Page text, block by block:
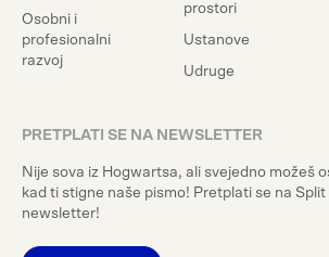
Osobni i
profesionalni
razvoj
prostori
Ustanove
Udruge
PRETPLATI SE NA NEWSLETTER
Nije sova iz Hogwartsa, ali svejedno možeš
kad ti stigne naše pismo! Pretplati se na Split
newsletter!